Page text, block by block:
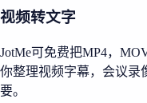
视频转文字
JotMe可免费把MP4，
你整理视频字幕，会议录
要。